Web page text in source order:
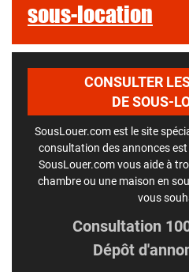
sous-location
CONSULTER
DE SOUS-
SousLouer.com est le site
consultation des annonces est
SousLouer.com vous aide à
chambre ou une maison en
vous
Consultation
Dépôt